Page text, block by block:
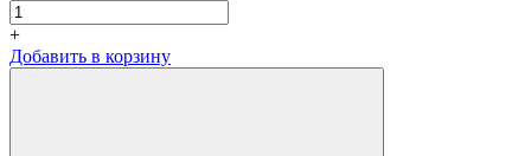
+
Добавить в корзину